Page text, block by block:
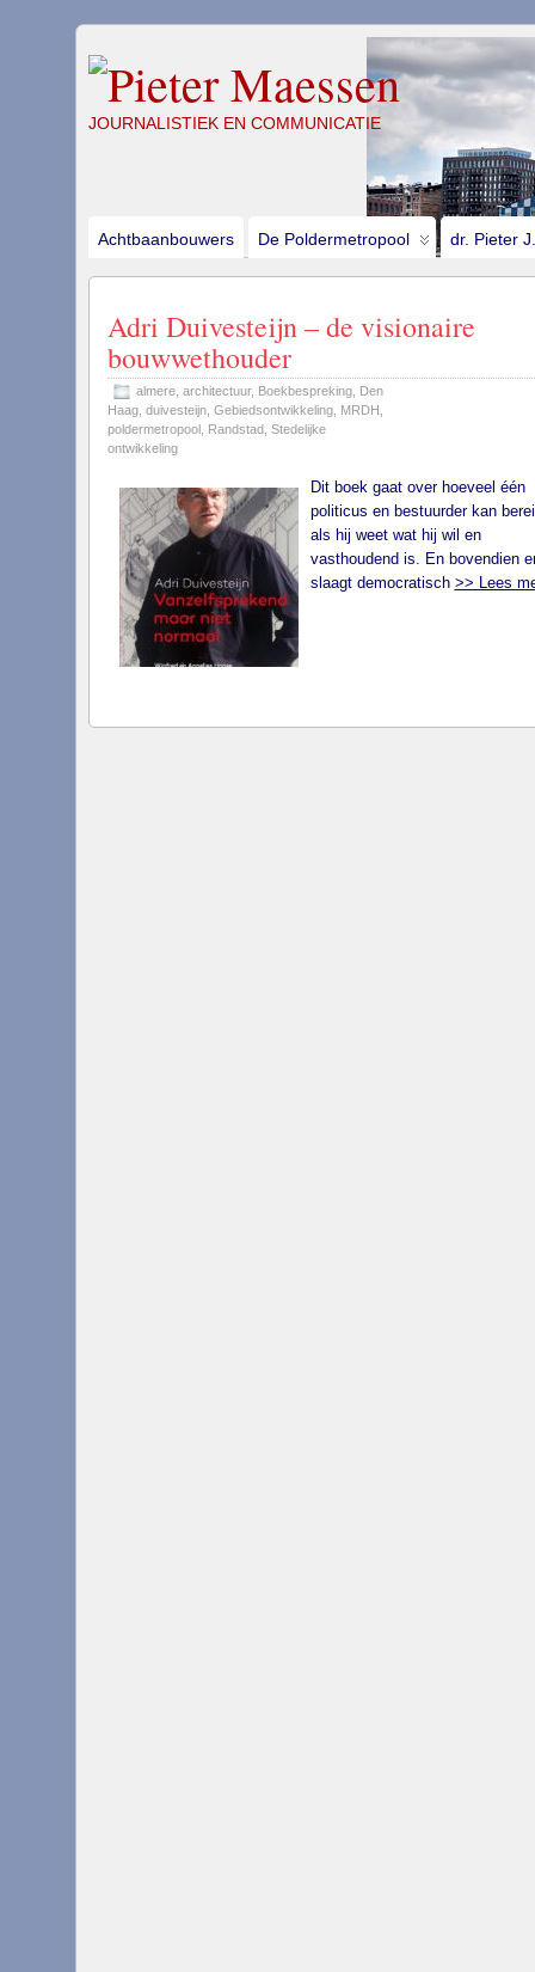
JOURNALISTIEK EN COMMUNICATIE
Achtbaanbouwers De Poldermetropool dr. Pieter
Adri Duivesteijn – de visionaire
bouwwethouder
almere, architectuur, Boekbespreking, Den
Haag, duivesteijn, Gebiedsontwikkeling, MRDH
poldermetropool, Randstad, Stedelijke
ontwikkeling
Dit boek gaat over hoeveel één
politicus en bestuurder kan
als hij weet wat hij wil en
vasthoudend is. En bovendien
slaagt democratisch >> Lees